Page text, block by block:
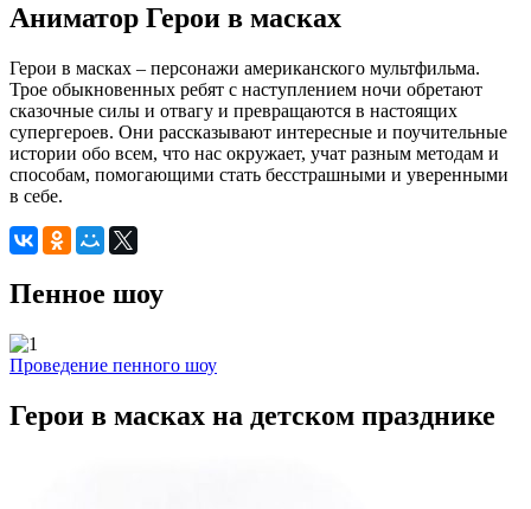
Аниматор Герои в масках
Герои в масках – персонажи американского мультфильма.
Трое обыкновенных ребят с наступлением ночи обретают
сказочные силы и отвагу и превращаются в настоящих
супергероев. Они рассказывают интересные и поучительные
истории обо всем, что нас окружает, учат разным методам и
способам, помогающими стать бесстрашными и уверенными
в себе.
Пенное шоу
Проведение пенного шоу
Герои в масках на детском празднике